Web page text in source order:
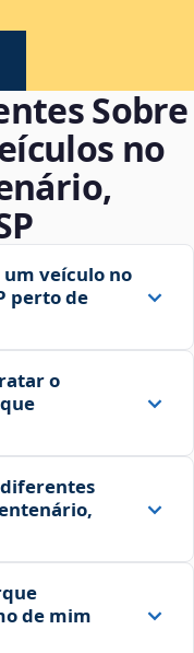
Sobre
no
veículo no
perto de
o
de mim